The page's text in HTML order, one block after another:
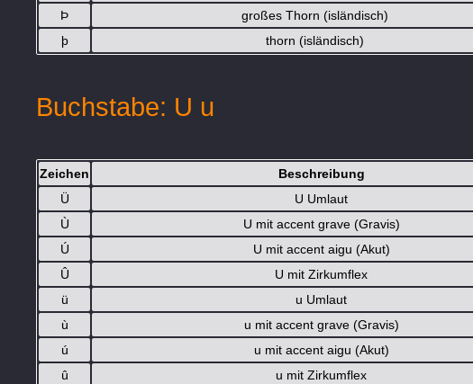
Þ
großes Thorn (isländisch)
þ
thorn (isländisch)
Buchstabe: U u
Zeichen Beschreibung
Ü
U Umlaut
Ù
U mit accent grave (Gravis)
Ú
U mit accent aigu (Akut)
Û
U mit Zirkumflex
ü
u Umlaut
ù
u mit accent grave (Gravis)
ú
u mit accent aigu (Akut)
û
u mit Zirkumflex